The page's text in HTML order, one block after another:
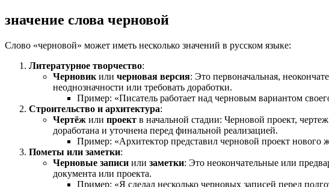
значение слова черновой
Слово «черновой» может иметь несколько значений в русском языке:
Литературное творчество:
Черновик или черновая версия: Это первоначальная,
неоднозначности или требовать доработки.
Пример: «Писатель работает над черновым вариантом
Строительство и архитектура:
Чертёж или проект в начальной стадии: Черновой проект,
доработана и уточнена перед финальной реализацией.
Пример: «Архитектор представил черновой проект нового
Пометы или заметки:
Черновые записи или заметки: Это неокончательные или
документа или проекта.
Пример: «Я сделал несколько черновых записей перед